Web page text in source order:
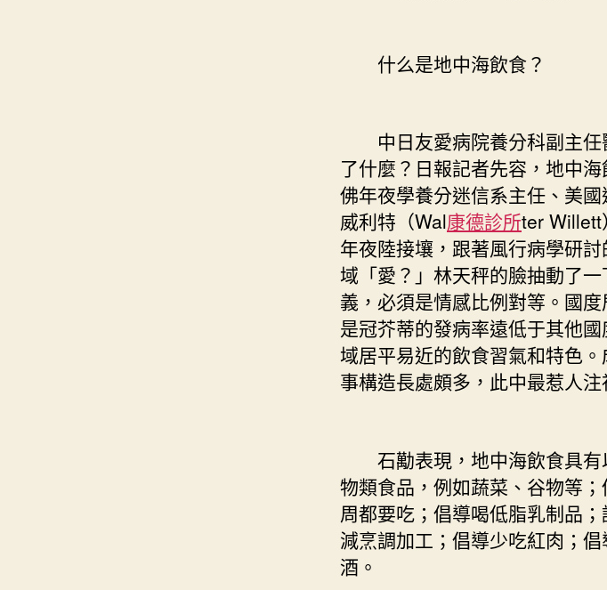
什么是地中海飲食？
中日友愛病院養分科副主任
了什麼？日報記者先容，地中
佛年夜學養分迷信系主任、美
威利特（Wal康德診所ter Willett
年夜陸接壤，跟著風行病學研
域「愛？」林天秤的臉抽動了
義，必須是情感比例對等。國
是冠芥蒂的發病率遠低于其他
域居平易近的飲食習氣和特色
事構造長處頗多，此中最惹人
石勱表現，地中海飲食具有
物類食品，例如蔬菜、谷物等
周都要吃；倡導喝低脂乳制品
減烹調加工；倡導少吃紅肉；
酒。